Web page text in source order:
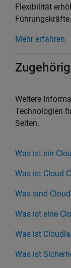
Flexibilität
Führungskräfte.
Mehr erfahren
Weitere
Technologien
Seiten.
Was ist ein
Was ist Cloud
Was sind
Was ist eine
Was ist
Was ist